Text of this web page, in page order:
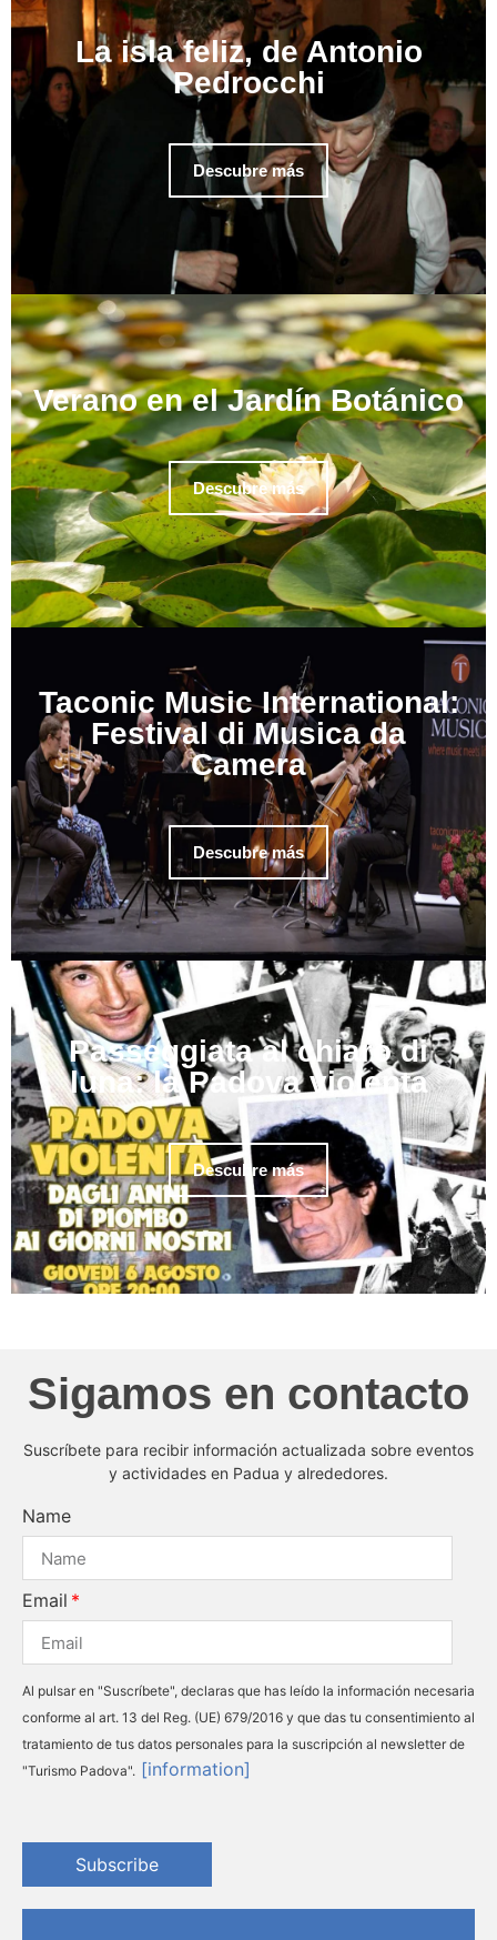
La isla feliz, de Antonio
Pedrocchi
Descubre más
Verano en el Jardín Botánico
Descubre más
Taconic Music International:
Festival di Musica da
Camera
Descubre más
Passeggiata al chiaro di
luna: la Padova violenta
Descubre más
Sigamos en contacto
Suscríbete para recibir información actualizada sobre eventos
y actividades en Padua y alrededores.
Name
Email
Al pulsar en "Suscríbete", declaras que has leído la información necesaria
conforme al art. 13 del Reg. (UE) 679/2016 y que das tu consentimiento al
tratamiento de tus datos personales para la suscripción al newsletter de
"Turismo Padova". [information]
Subscribe